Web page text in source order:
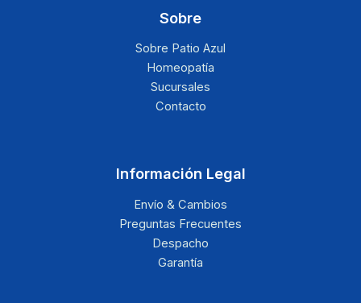
Sobre
Sobre Patio Azul
Homeopatía
Sucursales
Contacto
Información Legal
Envío & Cambios
Preguntas Frecuentes
Despacho
Garantía